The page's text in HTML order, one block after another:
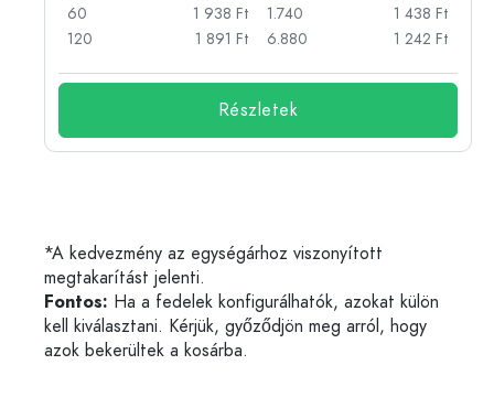
60
1 938 Ft
120
1 891 Ft
1.740
1 438 Ft
6.880
1 242 Ft
Részletek
*A kedvezmény az egységárhoz viszonyított
megtakarítást jelenti.
Fontos: Ha a fedelek konfigurálhatók, azokat külön
kell kiválasztani. Kérjük, győződjön meg arról, hogy
azok bekerültek a kosárba.